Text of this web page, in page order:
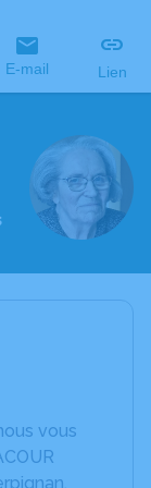
E-mail Lien
vous